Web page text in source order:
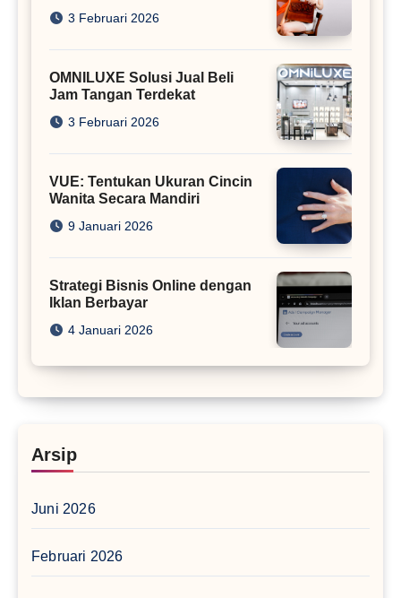
3 Februari 2026
OMNILUXE Solusi Jual Beli
Jam Tangan Terdekat
3 Februari 2026
VUE: Tentukan Ukuran Cincin
Wanita Secara Mandiri
9 Januari 2026
Strategi Bisnis Online dengan
Iklan Berbayar
4 Januari 2026
Arsip
Juni 2026
Februari 2026